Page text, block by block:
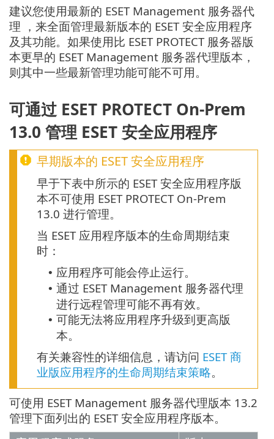
建议您使用最新的 ESET Management 服务器代
理 ，来全面管理最新版本的 ESET 安全应用程序
及其功能。如果使用比 ESET PROTECT 服务器版
本更早的 ESET Management 服务器代理版本，
则其中一些最新管理功能可能不可用。
可通过 ESET PROTECT On-Prem
13.0 管理 ESET 安全应用程序
早期版本的 ESET 安全应用程序
早于下表中所示的 ESET 安全应用程序版
本不可使用 ESET PROTECT On-Prem
13.0 进行管理。
当 ESET 应用程序版本的生命周期结束
时：
• 应用程序可能会停止运行。
• 通过 ESET Management 服务器代理
进行远程管理可能不再有效。
• 可能无法将应用程序升级到更高版
本。
有关兼容性的详细信息，请访问 ESET 商
业版应用程序的生命周期结束策略。
可使用 ESET Management 服务器代理版本 13.2
管理下面列出的 ESET 安全应用程序版本。